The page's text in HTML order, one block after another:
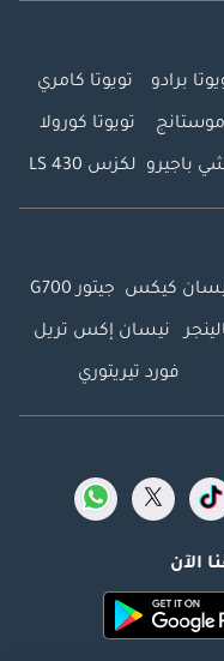
برادو تويوتا كامري
تويوتا كورولا
باجيرو لكزس LS 430
كيكس جيتور G700
نيسان إكس تريل
فورد تيريتوري
الآن